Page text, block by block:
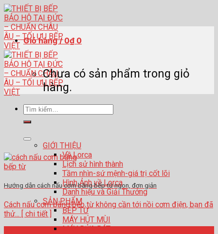
Skip
to
content
Tìm
kiếm:
GIỚI THIỆU
Về Lorca
Lịch sử hình thành
Tầm nhìn-sứ mệnh-giá trị cốt lõi
Hình Ảnh về Lorca
Danh hiệu và Giải Thưởng
SẢN PHẨM
BẾP TỪ
MÁY HÚT MÙI
MÁY RỬA BÁT
Giỏ hàng /0₫ 0
Chưa có sản phẩm trong giỏ
hàng.
Hướng dẫn cách nấu cơm bằng bếp từ ngon, đơn giản
Cách nấu cơm bằng bếp từ không cần tới nồi cơm điện, bạn đã
thử... [ chi tiết ]